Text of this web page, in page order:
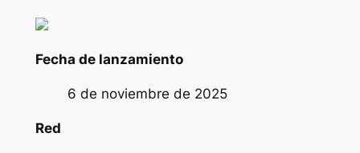
Fecha de lanzamiento
6 de noviembre de 2025
Red